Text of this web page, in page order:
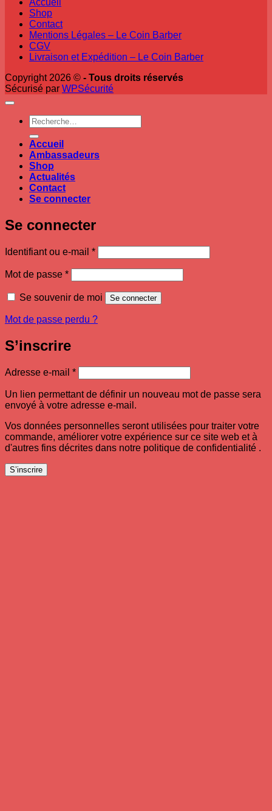
Accueil
Shop
Contact
Mentions Légales – Le Coin Barber
CGV
Livraison et Expédition – Le Coin Barber
Copyright 2026 © - Tous droits réservés
Sécurisé par WPSécurité
Recherche
pour :
Accueil
Ambassadeurs
Shop
Actualités
Contact
Se connecter
Se connecter
Identifiant ou e-mail *Obligatoire
Mot de passe *Obligatoire
Se souvenir de moi Se connecter
Mot de passe perdu ?
S’inscrire
Adresse e-mail *Obligatoire
Un lien permettant de définir un nouveau mot de passe sera
envoyé à votre adresse e-mail.
Vos données personnelles seront utilisées pour traiter votre
commande, améliorer votre expérience sur ce site web et à
d'autres fins décrites dans notre politique de confidentialité .
S’inscrire